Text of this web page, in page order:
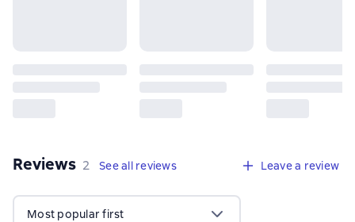
Reviews 2 reviews
2 See all reviews Leave a review
Most popular first